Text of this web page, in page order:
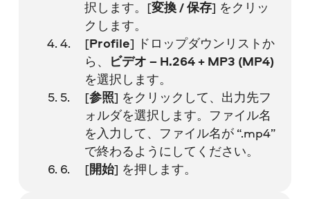
択します。[変換 / 保存] をクリッ
クします。
[Profile] ドロップダウンリストか
ら、
ビデオ – H.264 + MP3 (MP4)
を選択します。
[参照] をクリックして、出力先フ
ォルダを選択します。ファイル名
を入力して、ファイル名が “.mp4”
で終わるようにしてください。
[開始] を押します。